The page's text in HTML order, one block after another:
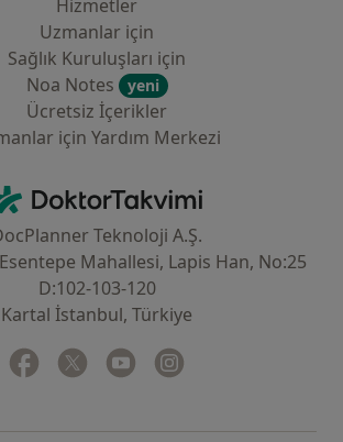
Hizmetler
Uzmanlar için
Sağlık Kuruluşları için
Noa Notes
yeni
Ücretsiz İçerikler
için Yardım Merkezi
DoktorTakvimi - Ana Sayfa
Teknoloji A.Ş.
Mahallesi, Lapis Han, No:25
D:102-103-120
Kartal İstanbul, Türkiye
Facebook
yeni bir sekmede açılır
Twitter
yeni bir sekmede açılır
Youtube
yeni bir sekmede açılır